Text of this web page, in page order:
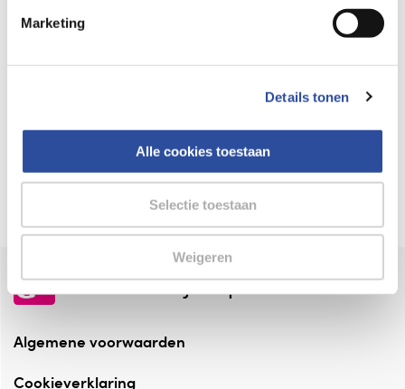
Marketing
Details tonen
Alle cookies toestaan
Selectie toestaan
Weigeren
⁠Verantwoorde zorg, ⁠ook online.
Altijd onze folder bij de hand
Check onze folders ⁠bij AlleFolders.
de vriendelijke specialist
Algemene voorwaarden
Cookieverklaring